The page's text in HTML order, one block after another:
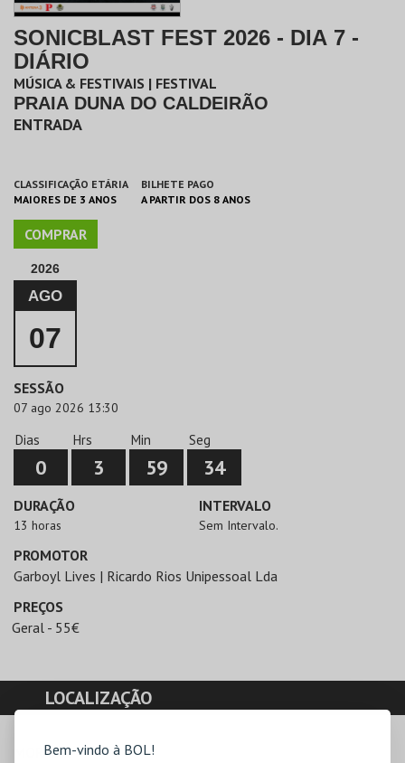
Bem-vindo à BOL!
SONICBLAST FEST 2026 - DIA 7 -
DIÁRIO
MÚSICA & FESTIVAIS | FESTIVAL
PRAIA DUNA DO CALDEIRÃO
ENTRADA
CLASSIFICAÇÃO ETÁRIA
MAIORES DE 3 ANOS
BILHETE PAGO
A PARTIR DOS 8 ANOS
COMPRAR
2026
AGO
07
SESSÃO
07 ago 2026 13:30
Dias
0
Hrs
3
Min
59
Seg
34
DURAÇÃO
13 horas
INTERVALO
Sem Intervalo.
PROMOTOR
Garboyl Lives | Ricardo Rios Unipessoal Lda
PREÇOS
Geral - 55€
LOCALIZAÇÃO
MORADA